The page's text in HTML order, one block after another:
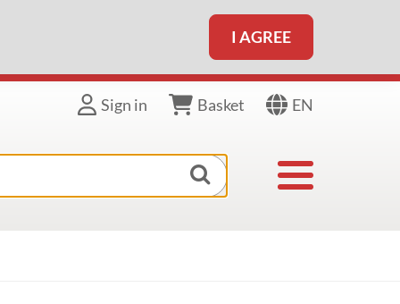
I AGREE
Sign in Basket EN
Toggle